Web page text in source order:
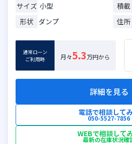
サイズ 小型 積載
形状 ダンプ 住所
通常ローン
ご利用時
月々5.3万円から
詳細を見る
電話で相談して
050-5527-7856
WEBで相談して
最新の在庫状況確